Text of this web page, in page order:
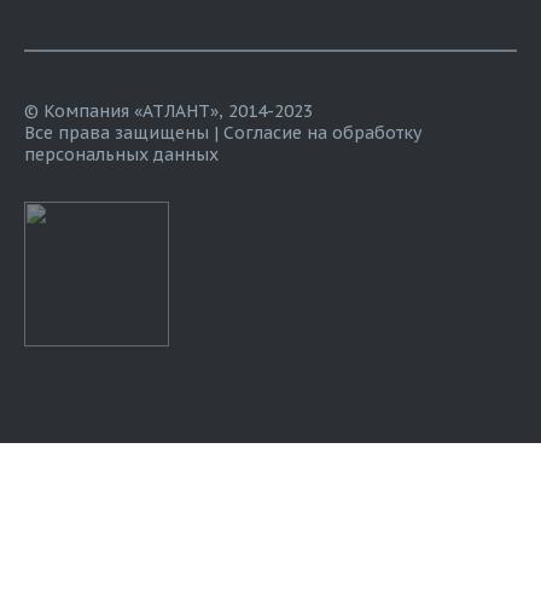
© Компания «АТЛАНТ», 2014-2023
Все права защищены | Согласие на обработку
персональных данных